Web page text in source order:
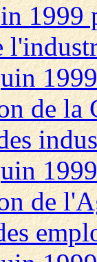
1999
de la
de